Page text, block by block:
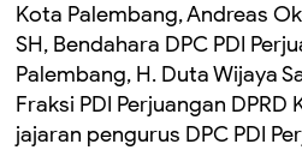
Kota Palembang, Andreas
SH, Bendahara DPC PDI
Palembang, H. Duta Wijaya
Fraksi PDI Perjuangan DPRD
jajaran pengurus DPC PDI